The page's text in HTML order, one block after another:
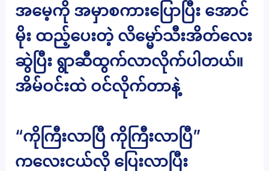
အမေ့ကို အမှာစကားပြောပြီး အောင်
မိုး ထည့်ပေးတဲ့ လိမ္မော်သီးအိတ်လေး
ဆွဲပြီး ရွာဆီထွက်လာလိုက်ပါတယ်။
အိမ်ဝင်းထဲ ဝင်လိုက်တာနဲ့
“ကိုကြီးလာပြီ ကိုကြီးလာပြီ”
ကလေးငယ်လို ပြေးလာပြီး